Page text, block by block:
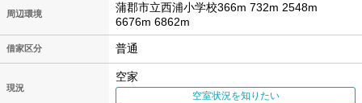
周辺環境
蒲郡市立西浦小学校366m 732m 2548m
6676m 6862m
借家区分 普通
現況
空家
空室状況を知りたい